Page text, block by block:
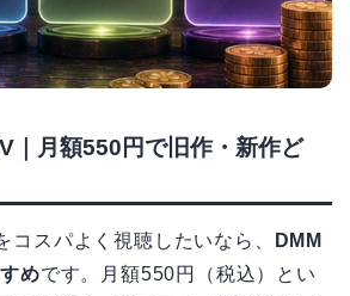
｜月額550円で旧作・新作ど
コスパよく視聴したいなら、
DMM
めです。月額550円（税込）とい